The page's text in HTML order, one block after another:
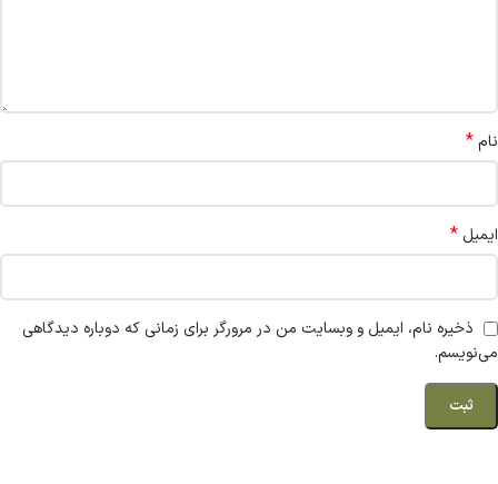
نام*
ایمیل *
ذخیره نام، ایمیل و وبسایت من در مرورگر برای زمانی که دوباره دیدگاهی
می‌نویسم.